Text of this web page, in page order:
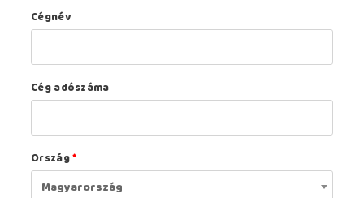
Cégnév
Cég adószáma
Ország*
Magyarország